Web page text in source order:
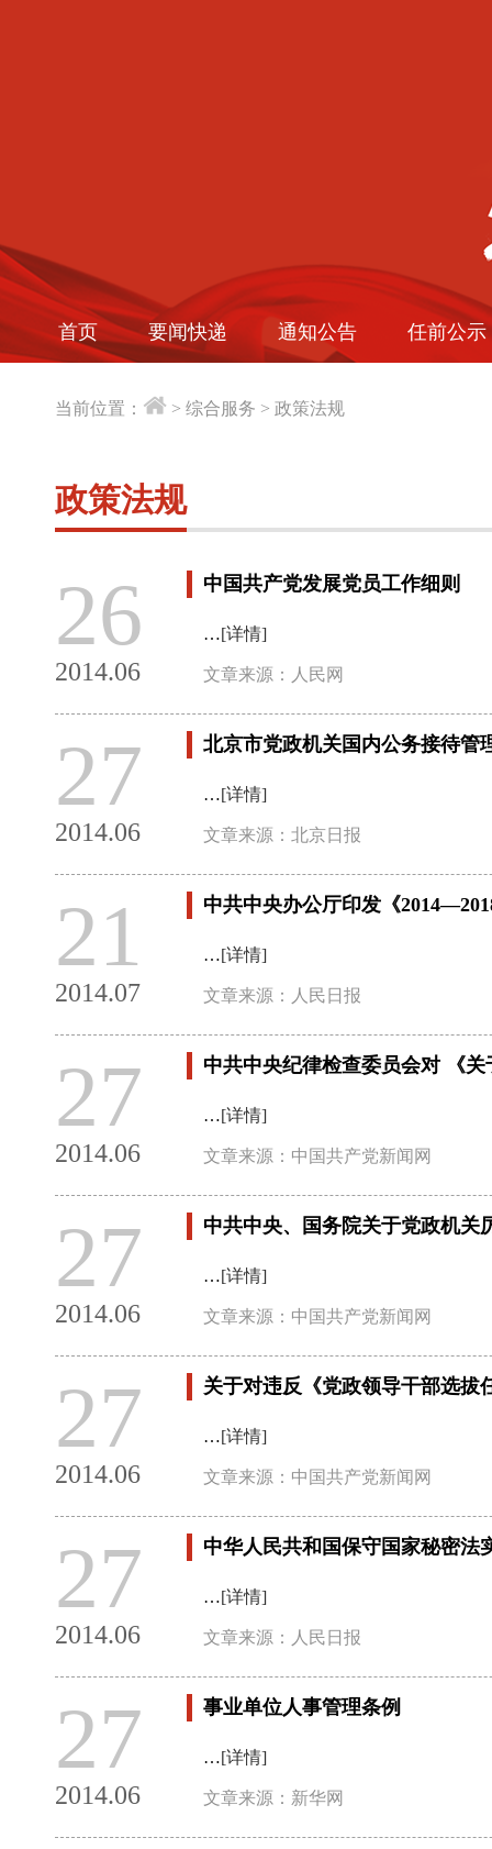
首页 要闻快递 通知公告 任前公示
当前位置： > 综合服务 > 政策法规
政策法规
26
2014.06
中国共产党发展党员工作细则
…[详情]
文章来源：人民网
27
2014.06
北京市党政机关国内公务接待管
…[详情]
文章来源：北京日报
21
2014.07
中共中央办公厅印发《
…[详情]
文章来源：人民日报
27
2014.06
中共中央纪律检查委员会对 《
…[详情]
文章来源：中国共产党新闻网
27
2014.06
中共中央、国务院关于党政机关
…[详情]
文章来源：中国共产党新闻网
27
2014.06
关于对违反《党政领导干部选拔
…[详情]
文章来源：中国共产党新闻网
27
2014.06
中华人民共和国保守国家秘密法
…[详情]
文章来源：人民日报
27
2014.06
事业单位人事管理条例
…[详情]
文章来源：新华网